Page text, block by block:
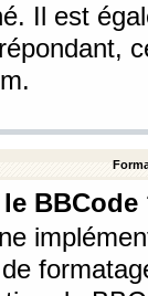
Il est
le BBCode